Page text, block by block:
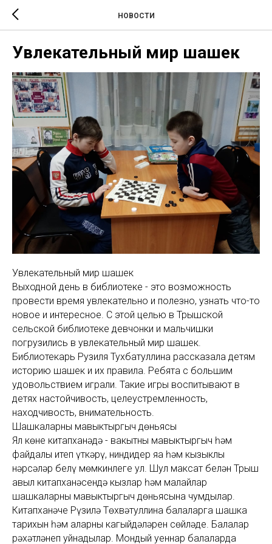
НОВОСТИ
Увлекательный мир шашек
Увлекательный мир шашек
Выходной день в библиотеке - это возможность
провести время увлекательно и полезно, узнать что-то
новое и интересное. С этой целью в Трышской
сельской библиотеке девчонки и мальчишки
погрузились в увлекательный мир шашек.
Библиотекарь Рузиля Тухбатуллина рассказала детям
историю шашек и их правила. Ребята с большим
удовольствием играли. Такие игры воспитывают в
детях настойчивость, целеустремленность,
находчивость, внимательность.
Шашкаларның мавыктыргыч дөньясы
Ял көне китапханәдә - вакытны мавыктыргыч һәм
файдалы итеп үткәрү, ниндидер яңа һәм кызыклы
нәрсәләр белү мөмкинлеге ул. Шул максат белән Трыш
авыл китапханәсендә кызлар һәм малайлар
шашкаларның мавыктыргыч дөньясына чумдылар.
Китапханәче Рүзилә Төхвәтуллина балаларга шашка
тарихын һәм аларның кагыйдәләрен сөйләде. Балалар
рәхәтләнеп уйнадылар. Мондый уеннар балаларда